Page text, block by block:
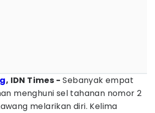
, IDN Times - Sebanyak empat
menghuni sel tahanan nomor 2
melarikan diri. Kelima